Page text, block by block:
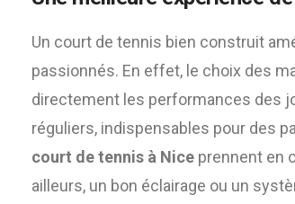
Un court de tennis bien construit
passionnés. En effet, le choix des
directement les performances des
réguliers, indispensables pour des
court de tennis à Nice prennent en
ailleurs, un bon éclairage ou un